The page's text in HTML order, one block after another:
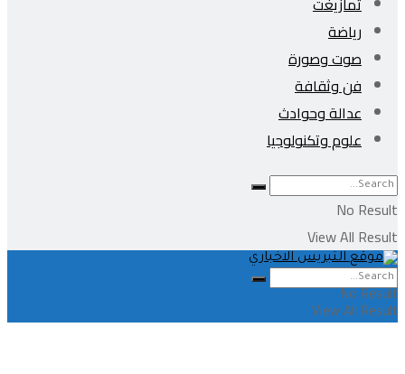
رياضة
صوت وصورة
فن وثقافة
عدالة وحوادث
علوم وتكنولوجيا
No Result
View All Result
No Result
View All Result